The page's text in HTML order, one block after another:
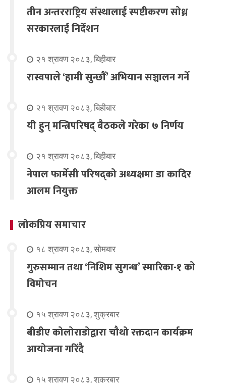
तीन अन्तरराष्ट्रिय संस्थालाई स्पष्टीकरण सोध्न
सरकारलाई निर्देशन
२१ श्रावण २०८३, बिहीबार
रास्वपाले ‘हामी सुन्छौँ’ अभियान सञ्चालन गर्ने
२१ श्रावण २०८३, बिहीबार
यी हुन् मन्त्रिपरिषद् बैठकले गरेका ७ निर्णय
२१ श्रावण २०८३, बिहीबार
नेपाल फार्मेसी परिषद्को अध्यक्षमा डा कादिर
आलम नियुक्त
लोकप्रिय समाचार
१८ श्रावण २०८३, सोमबार
गुरुसम्मान तथा ‘निशिम सुगन्ध’ स्मारिका-१ को
विमोचन
१५ श्रावण २०८३, शुक्रबार
बीडीए कोलोराडोद्वारा चौथो रक्तदान कार्यक्रम
आयोजना गरिंदै
१५ श्रावण २०८३, शुक्रबार